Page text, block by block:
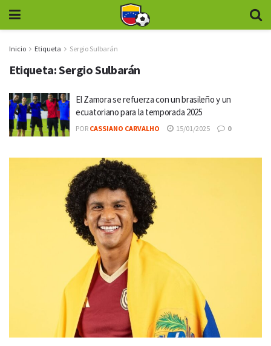
Inicio Etiqueta Sergio Sulbarán
Etiqueta:Sergio Sulbarán
El Zamora se refuerza con un brasileño y un
ecuatoriano para la temporada 2025
POR CASSIANO CARVALHO 15/01/2025 0